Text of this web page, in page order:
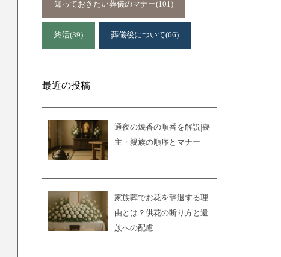
知っておきたい葬儀のマナー(101)
終活(39) 葬儀後について(66)
最近の投稿
通夜の焼香の順番を解説|喪
主・親族の順序とマナー
家族葬でお花を辞退する理
由とは？供花の断り方と遺
族への配慮